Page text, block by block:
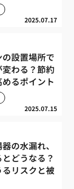
2025.07.17
設置場所で
わる？節約
るポイント
2025.07.15
の水漏れ、
どうなる？
リスクと被